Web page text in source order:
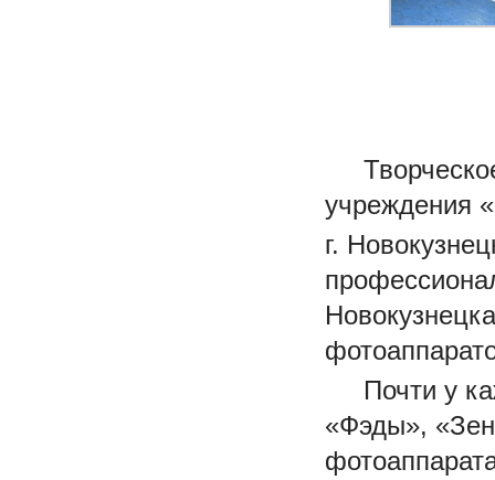
учреждения
г.
Почти у
«Фэды»,